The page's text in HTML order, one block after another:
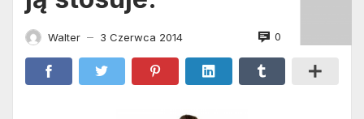
Walter — 3 Czerwca 2014 0